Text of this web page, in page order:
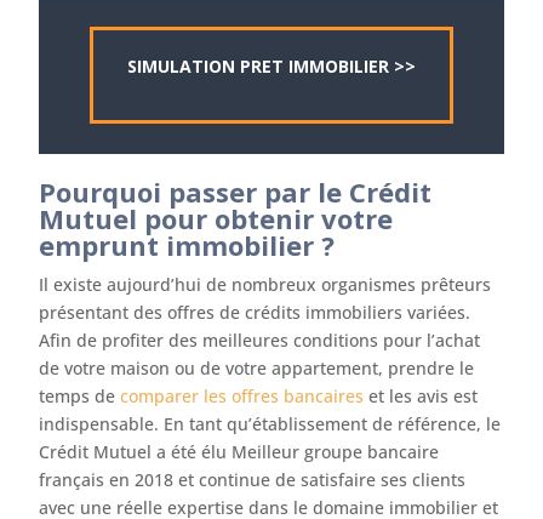
SIMULATION PRET IMMOBILIER >>
Pourquoi passer par le Crédit
Mutuel pour obtenir votre
emprunt immobilier ?
Il existe aujourd’hui de nombreux organismes prêteurs
présentant des offres de crédits immobiliers variées.
Afin de profiter des meilleures conditions pour l’achat
de votre maison ou de votre appartement, prendre le
temps decomparer les offres bancaires et les avis est
indispensable. En tant qu’établissement de référence, le
Crédit Mutuel a été élu Meilleur groupe bancaire
français en 2018 et continue de satisfaire ses clients
avec une réelle expertise dans le domaine immobilier et